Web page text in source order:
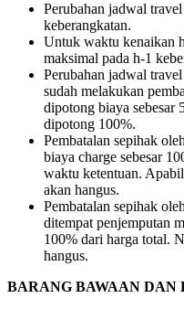
Perubahan jadwal
keberangkatan.
Untuk waktu kenaikan
maksimal pada h-1
Perubahan jadwal
sudah melakukan
dipotong biaya sebesar
dipotong 100%.
Pembatalan sepihak
biaya charge sebesar
waktu ketentuan.
akan hangus.
Pembatalan sepihak
ditempat penjemputan
100% dari harga total.
hangus.
BARANG BAWAAN DAN